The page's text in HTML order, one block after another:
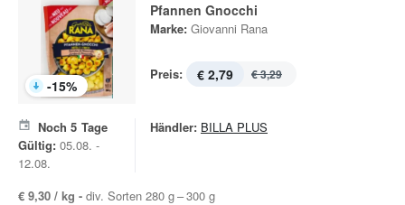
-15%
Pfannen Gnocchi
Marke: Giovanni Rana
Preis: € 2,79 € 3,29
Noch 5 Tage
Gültig: 05.08. -
12.08.
Händler: BILLA PLUS
€ 9,30 / kg - div. Sorten 280 g – 300 g